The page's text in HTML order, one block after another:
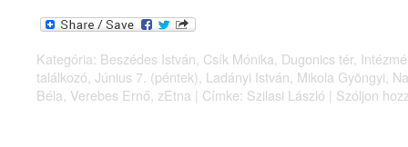
Kategória: Beszédes István, Csík Mónika, Dugonics tér,
találkozó, Június 7. (péntek), Ladányi István, Mikola Gyöngyi,
Béla, Verebes Ernő, zEtna | Címke: Szilasi László | Szóljon